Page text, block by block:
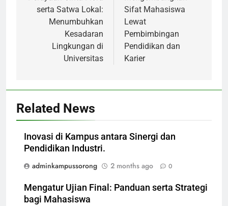
serta Satwa Lokal:
Menumbuhkan
Kesadaran
Lingkungan di
Universitas
Sifat Mahasiswa
Lewat
Pembimbingan
Pendidikan dan
Karier
Related News
Inovasi di Kampus antara Sinergi dan
Pendidikan Industri.
adminkampussorong
2 months ago 0
Mengatur Ujian Final: Panduan serta Strategi
bagi Mahasiswa